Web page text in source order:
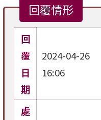
回覆情形
回
覆
日
期
2024-04-26
16:06
處